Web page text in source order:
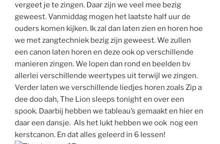
vergeet je te zingen. Daar zijn we veel mee bezig
geweest. Vanmiddag mogen het laatste half uur de
ouders komen kijken. Ik zal dan laten zien en horen hoe
we met zangtechniek bezig zijn geweest. We zullen
een canon laten horen en deze ook op verschillende
manieren zingen. We lopen dan rond en beelden bv
allerlei verschillende weertypes uit terwijl we zingen.
Verder laten we verschillende liedjes horen zoals Zip a
dee doo dah, The Lion sleeps tonight en over een
spook. Daarbij hebben we tableau’s gemaakt en hier en
daar een dansje. Als het lukt hebben we ook nog een
kerstcanon. En dat alles geleerd in 6 lessen!